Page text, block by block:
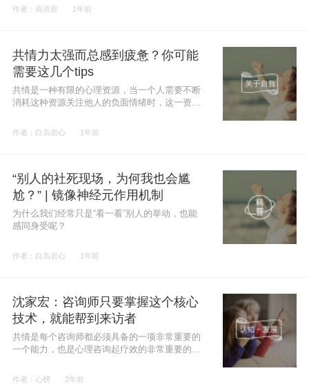
作者：高浩容 1年前
共情力太强而总感到疲惫？你可能
需要这几个tips
共情是一种有限的心理资源，当一个人需要不断
消耗这种资源关注他人的负面情绪时，这一资源
作者：白岛岩心 1年前
“别人的社死现场，为何我也会尴
尬？” | 镜像神经元作用机制
为什么我们经常只是“看一看”别人的举动，也能
感同身受呢？
作者：白岛岩心 1年前
沈家宏：咨询师只要掌握这个核心
技术，就能帮到来访者
共情是每个咨询师都必须具备的一项非常重要的
一个能力，也是心理咨询起疗效的非常重要的、
作者：心榜 2年前